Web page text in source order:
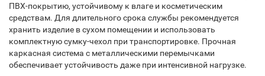
ПВХ-покрытию, устойчивому к влаге и косметическим
средствам. Для длительного срока службы рекомендуется
хранить изделие в сухом помещении и использовать
комплектную сумку-чехол при транспортировке. Прочная
каркасная система с металлическими перемычками
обеспечивает устойчивость даже при интенсивной нагрузке.